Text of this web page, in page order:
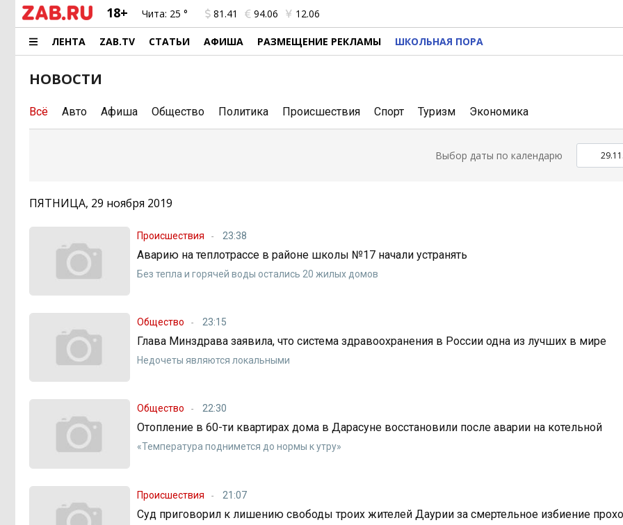
18+ Чита: 25 ° 81.41 94.06 12.06
ЛЕНТА ZAB.TV СТАТЬИ АФИША РАЗМЕЩЕНИЕ РЕКЛАМЫ ШКОЛЬНАЯ ПОРА
НОВОСТИ
Всё Авто Афиша Общество Политика Происшествия Спорт Туризм Экономика
Выбор даты по календарю
ПЯТНИЦА, 29 ноября 2019
Происшествия 23:38
Аварию на теплотрассе в районе школы №17 начали устранять
Без тепла и горячей воды остались 20 жилых домов
Общество 23:15
Глава Минздрава заявила, что система здравоохранения в России одна из лучших в мире
Недочеты являются локальными
Общество 22:30
Отопление в 60-ти квартирах дома в Дарасуне восстановили после аварии на котельной
«Температура поднимется до нормы к утру»
Происшествия 21:07
Суд приговорил к лишению свободы троих жителей Даурии за смертельное избиение